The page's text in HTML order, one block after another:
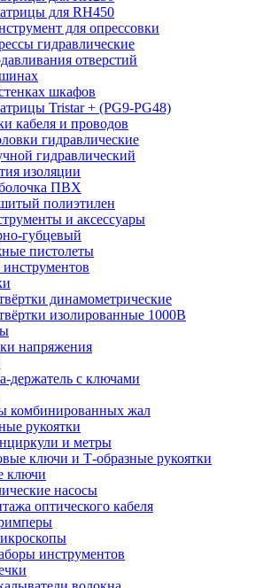
для RH450
для опрессовки
гидравлические
отверстий
шкафов
Tristar + (PG9-PG48)
кабеля и проводов
гидравлические
гидравлический
изоляции
ПВХ
полиэтилен
и аксессуары
губцевый
пистолеты
динамометрические
изолированные 1000В
напряжения
держатель с ключами
комбинированных жал
рукоятки
и метры
ключи и Т-образные рукоятки
ключи
насосы
оптического кабеля
инструментов